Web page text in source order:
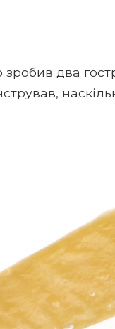
два